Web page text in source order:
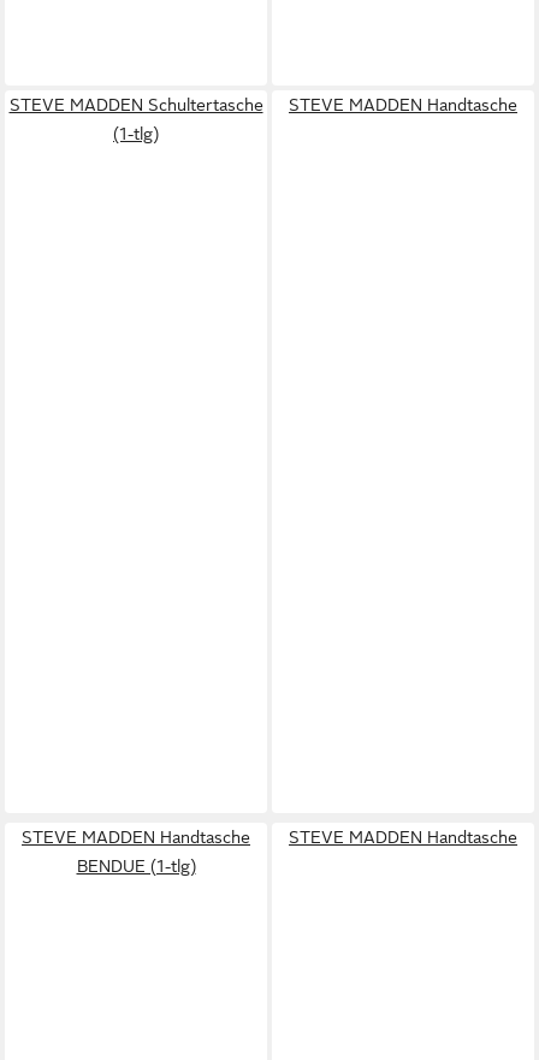
STEVE MADDEN Schultertasche
(1-tlg)
STEVE MADDEN Handtasche
STEVE MADDEN Handtasche
BENDUE (1-tlg)
STEVE MADDEN Handtasche